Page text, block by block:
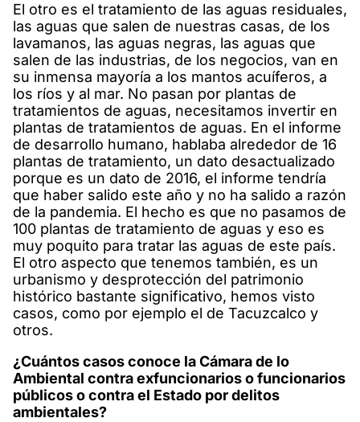
El otro es el tratamiento de las aguas residuales,
las aguas que salen de nuestras casas, de los
lavamanos, las aguas negras, las aguas que
salen de las industrias, de los negocios, van en
su inmensa mayoría a los mantos acuíferos, a
los ríos y al mar. No pasan por plantas de
tratamientos de aguas, necesitamos invertir en
plantas de tratamientos de aguas. En el informe
de desarrollo humano, hablaba alrededor de 16
plantas de tratamiento, un dato desactualizado
porque es un dato de 2016, el informe tendría
que haber salido este año y no ha salido a razón
de la pandemia. El hecho es que no pasamos de
100 plantas de tratamiento de aguas y eso es
muy poquito para tratar las aguas de este país.
El otro aspecto que tenemos también, es un
urbanismo y desprotección del patrimonio
histórico bastante significativo, hemos visto
casos, como por ejemplo el de Tacuzcalco y
otros.
¿Cuántos casos conoce la Cámara de lo
Ambiental contra exfuncionarios o funcionarios
públicos o contra el Estado por delitos
ambientales?